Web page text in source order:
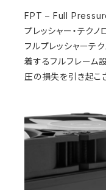
FPT – Full
プレッシャー・テクノ
フルプレッシャーテ
着するフルフレーム
圧の損失を引き起こ